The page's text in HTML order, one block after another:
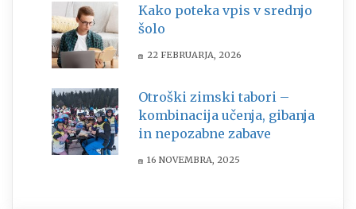
Kako poteka vpis v srednjo
šolo
22 FEBRUARJA, 2026
Otroški zimski tabori –
kombinacija učenja, gibanja
in nepozabne zabave
16 NOVEMBRA, 2025